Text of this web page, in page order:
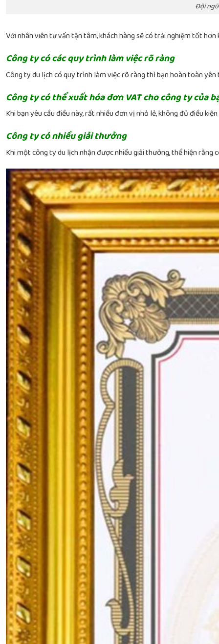
Đội
Với nhân viên tư vấn tận tâm, khách hàng sẽ có trải nghiệm tốt
Công ty có các quy trình làm việc rõ ràng
Công ty du lịch có quy trình làm việc rõ ràng thì bạn hoàn toàn
Công ty có thể xuất hóa đơn VAT cho công ty của
Khi bạn yêu cầu điều này, rất nhiều đơn vị nhỏ lẻ, không đủ điều
Công ty có nhiều giải thưởng
Khi một công ty du lịch nhận được nhiều giải thưởng, thể hiện